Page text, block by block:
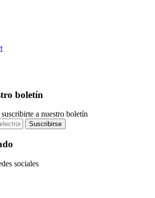
boletín
a nuestro boletín
Suscribirse
sociales